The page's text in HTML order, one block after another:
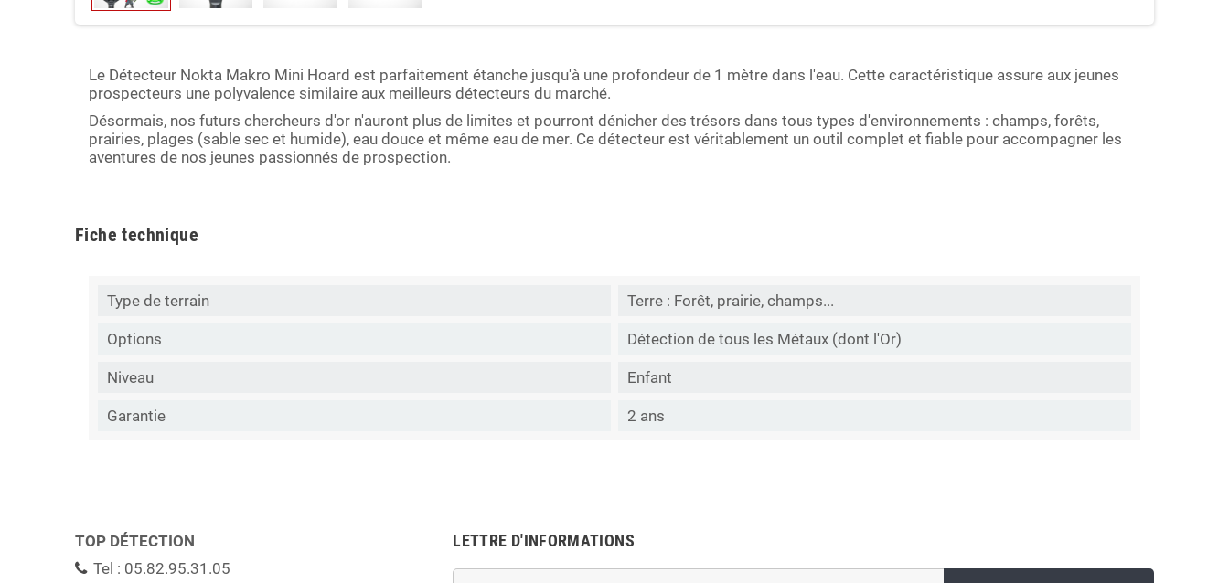
Le Détecteur Nokta Makro Mini Hoard est parfaitement étanche jusqu'à une profondeur de 1 mètre dans l'eau. Cette caractéristique assure aux jeunes
prospecteurs une polyvalence similaire aux meilleurs détecteurs du marché.
Désormais, nos futurs chercheurs d'or n'auront plus de limites et pourront dénicher des trésors dans tous types d'environnements : champs, forêts,
prairies, plages (sable sec et humide), eau douce et même eau de mer. Ce détecteur est véritablement un outil complet et fiable pour accompagner les
aventures de nos jeunes passionnés de prospection.
Fiche technique
Type de terrain Terre : Forêt, prairie, champs...
Options Détection de tous les Métaux (dont l'Or)
Niveau Enfant
Garantie 2 ans
TOP DÉTECTION
Tel : 05.82.95.31.05
LETTRE D'INFORMATIONS